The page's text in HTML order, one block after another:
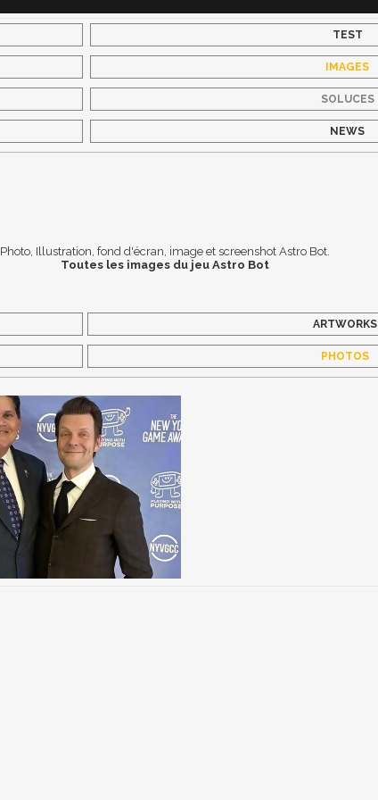
TEST
IMAGES
SOLUCES
NEWS
Photo, Illustration, fond d'écran, image et screenshot Astro Bot.
Toutes les images du jeu Astro Bot
ARTWORKS
PHOTOS